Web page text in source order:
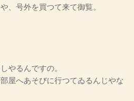
号外を買つて来て御覧。
るんですの。
へあそびに行つてゐるんじやな